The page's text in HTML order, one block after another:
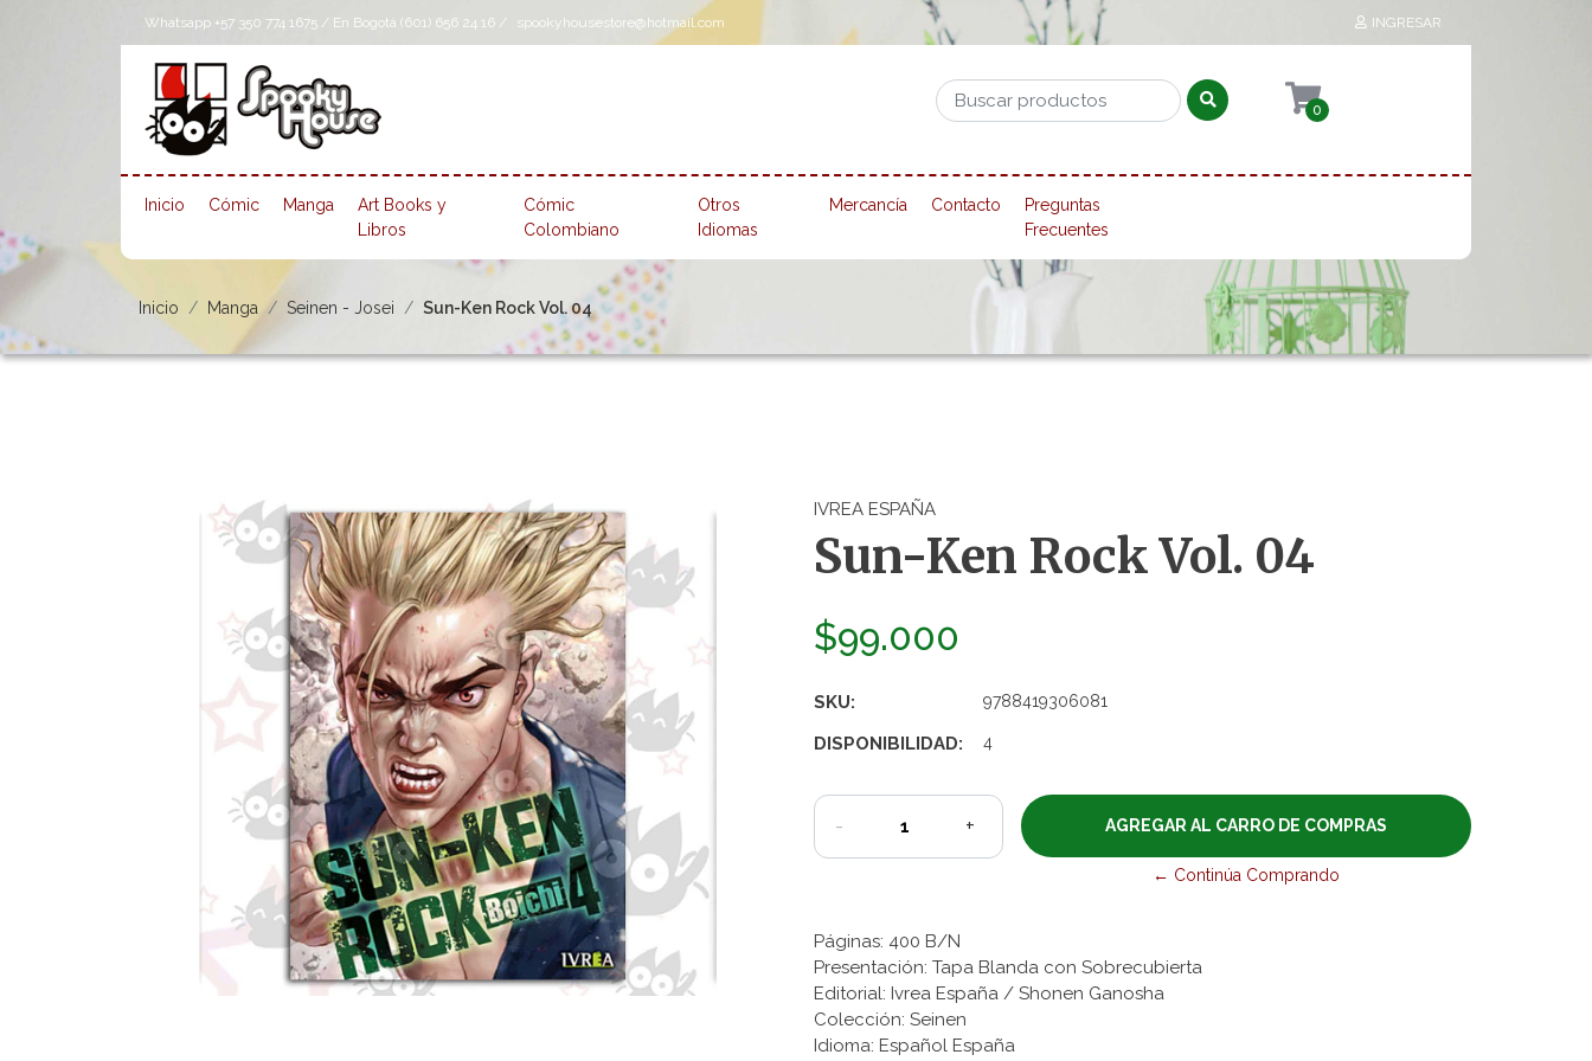
Whatsapp +57 350 774 1675 / En Bogotá (601) 656 24 16 / spookyhousestore@hotmail.com INGRESAR
0
Inicio Cómic Manga
Art Books y
Libros
Cómic
Colombiano
Otros
Idiomas
Mercancía Contacto
Preguntas
Frecuentes
Inicio Manga Seinen - Josei Sun-Ken Rock Vol. 04
IVREA ESPAÑA
Sun-Ken Rock Vol. 04
$99.000
SKU: 9788419306081
DISPONIBILIDAD: 4
- +
← Continúa Comprando
Páginas: 400 B/N
Presentación: Tapa Blanda con Sobrecubierta
Editorial: Ivrea España / Shonen Ganosha
Colección: Seinen
Idioma: Español España